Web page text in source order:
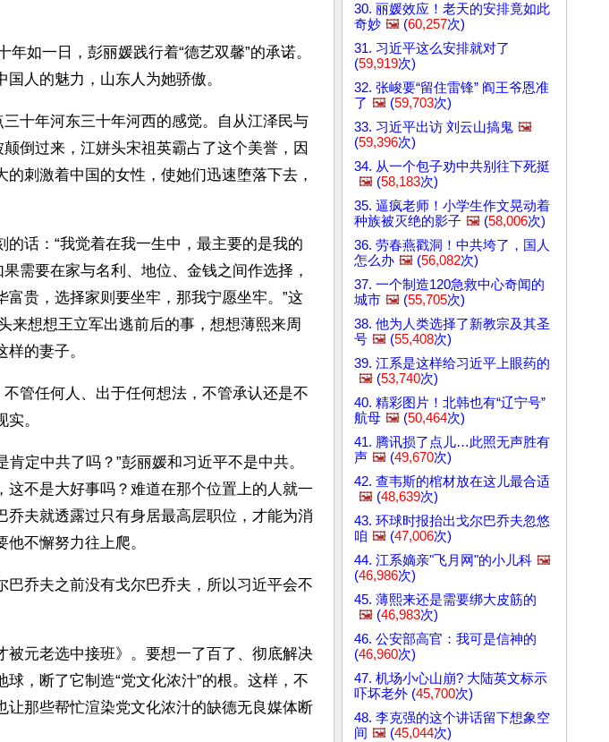
如一日，彭丽媛践行着“德艺双馨”的承诺。
人的魅力，山东人为她骄傲。
十年河东三十年河西的感觉。自从江泽民与
倒过来，江姘头宋祖英霸占了这个美誉，因
刺激着中国的女性，使她们迅速堕落下去，
话：“我觉着在我一生中，最主要的是我的
需要在家与名利、地位、金钱之间作选择，
贵，选择家则要坐牢，那我宁愿坐牢。”这
来想想王立军出逃前后的事，想想薄熙来周
的妻子。
管任何人、出于任何想法，不管承认还是不
。
定中共了吗？”彭丽媛和习近平不是中共。
不是大好事吗？难道在那个位置上的人就一
夫就透露过只有身居最高层职位，才能为消
不懈努力往上爬。
乔夫之前没有戈尔巴乔夫，所以习近平会不
元老选中接班》。要想一了百了、彻底解决
，断了它制造“党文化浓汁”的根。这样，不
那些帮忙渲染党文化浓汁的缺德无良媒体断
30. 丽媛效应！老天的安排竟如此
奇妙 🖼️ (60,257次)
31. 习近平这么安排就对了
(59,919次)
32. 张峻要“留住雷锋” 阎王爷恩准
了 🖼️ (59,703次)
33. 习近平出访 刘云山搞鬼 🖼️
(59,396次)
34. 从一个包子劝中共别往下死挺
🖼️ (58,183次)
35. 逼疯老师！小学生作文晃动着
种族被灭绝的影子 🖼️ (58,006次)
36. 劳春燕戳洞！中共垮了，国人
怎么办 🖼️ (56,082次)
37. 一个制造120急救中心奇闻的
城市 🖼️ (55,705次)
38. 他为人类选择了新教宗及其圣
号 🖼️ (55,408次)
39. 江系是这样给习近平上眼药的
🖼️ (53,740次)
40. 精彩图片！北韩也有“辽宁号”
航母 🖼️ (50,464次)
41. 腾讯损了点儿…此照无声胜有
声 🖼️ (49,670次)
42. 查韦斯的棺材放在这儿最合适
🖼️ (48,639次)
43. 环球时报抬出戈尔巴乔夫忽悠
咱 🖼️ (47,006次)
44. 江系嫡亲"飞月网"的小儿科 🖼️
(46,986次)
45. 薄熙来还是需要绑大皮筋的
🖼️ (46,983次)
46. 公安部高官：我可是信神的
(46,960次)
47. 机场小心山崩? 大陆英文标示
吓坏老外 (45,700次)
48. 李克强的这个讲话留下想象空
间 🖼️ (45,044次)